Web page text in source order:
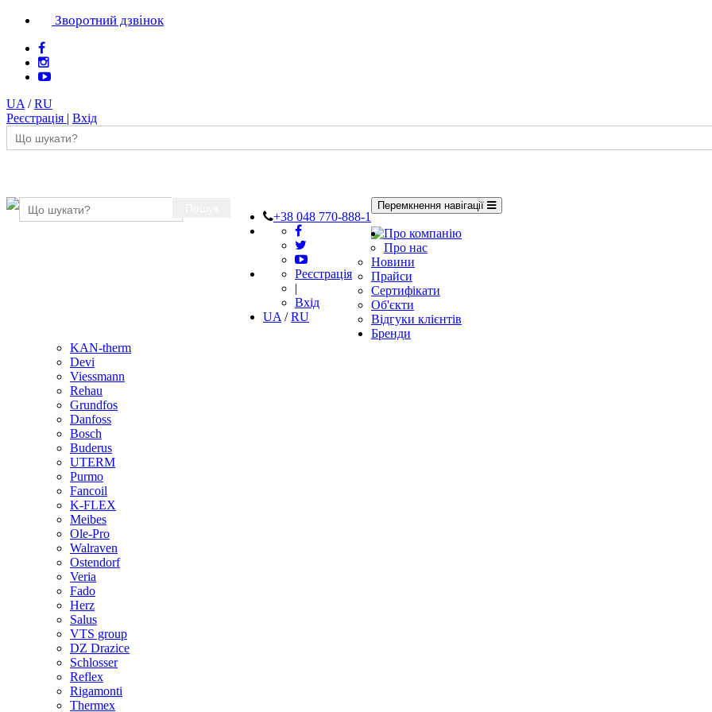
Зворотний дзвінок
UA /RU
Реєстрація | Вхід
+38 048 770-888-1
Реєстрація
|
Вхід
UA /RU
Перемкнення навігації
Про компанію
Про нас
Новини
Прайси
Сертифікати
Об'єкти
Відгуки клієнтів
Бренди
KAN-therm
Devi
Viessmann
Rehau
Grundfos
Danfoss
Bosch
Buderus
UTERM
Purmo
Fancoil
K-FLEX
Meibes
Ole-Pro
Walraven
Ostendorf
Veria
Fado
Herz
Salus
VTS group
DZ Drazice
Schlosser
Reflex
Rigamonti
Thermex